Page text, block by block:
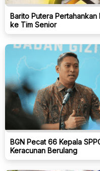
Barito Putera
ke Tim Senior
BGN Pecat 66 Kepala
Keracunan Berulang